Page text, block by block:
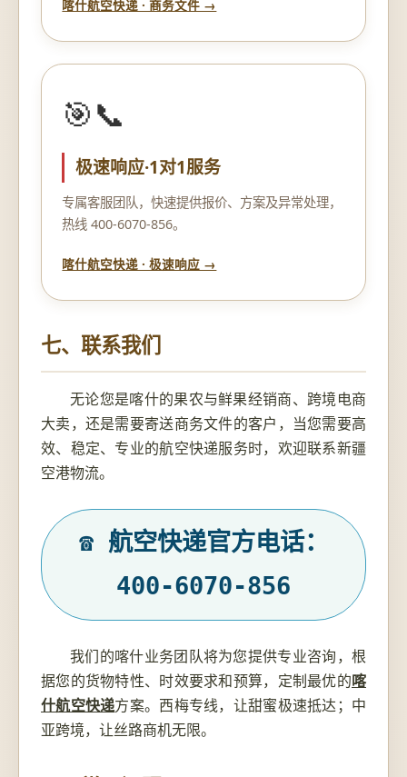
喀什航空快递 · 商务文件 →
🎯📞
极速响应·1对1服务
专属客服团队，快速提供报价、方案及异常处理，
热线 400-6070-856。
喀什航空快递 · 极速响应 →
七、联系我们
无论您是喀什的果农与鲜果经销商、跨境电商
大卖，还是需要寄送商务文件的客户，当您需要高
效、稳定、专业的航空快递服务时，欢迎联系新疆
空港物流。
☎ 航空快递官方电话：
400-6070-856
我们的喀什业务团队将为您提供专业咨询，根
据您的货物特性、时效要求和预算，定制最优的喀
什航空快递方案。西梅专线，让甜蜜极速抵达；中
亚跨境，让丝路商机无限。